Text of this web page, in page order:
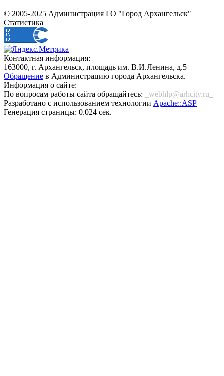
© 2005-2025 Администрация ГО "Город Архангельск"
Статистика
Контактная информация:
163000, г. Архангельск, площадь им. В.И.Ленина, д.5
Обращение в Администрацию города Архангельска.
Информация о сайте:
По вопросам работы сайта обращайтесь:
_webhlp@arhcity.ru_
Разработано с использованием технологии Apache::ASP
Генерация страницы: 0.024 сек.